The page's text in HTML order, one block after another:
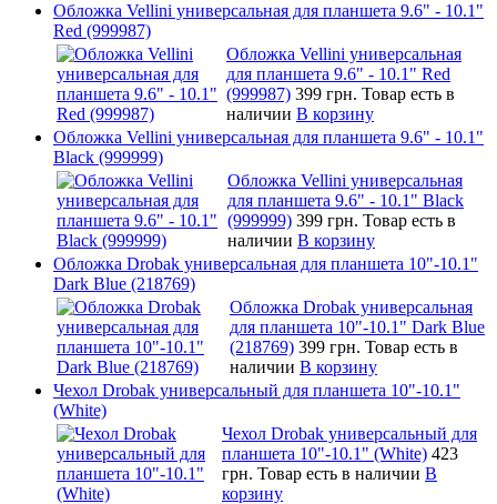
Обложка Vellini универсальная для планшета 9.6" - 10.1"
Red (999987)
Обложка Vellini универсальная
для планшета 9.6" - 10.1" Red
(999987) 399 грн. Товар есть в
наличии В корзину
Обложка Vellini универсальная для планшета 9.6" - 10.1"
Black (999999)
Обложка Vellini универсальная
для планшета 9.6" - 10.1" Black
(999999) 399 грн. Товар есть в
наличии В корзину
Обложка Drobak универсальная для планшета 10"-10.1"
Dark Blue (218769)
Обложка Drobak универсальная
для планшета 10"-10.1" Dark Blue
(218769) 399 грн. Товар есть в
наличии В корзину
Чехол Drobak универсальный для планшета 10"-10.1"
(White)
Чехол Drobak универсальный для
планшета 10"-10.1" (White) 423
грн. Товар есть в наличии В
корзину